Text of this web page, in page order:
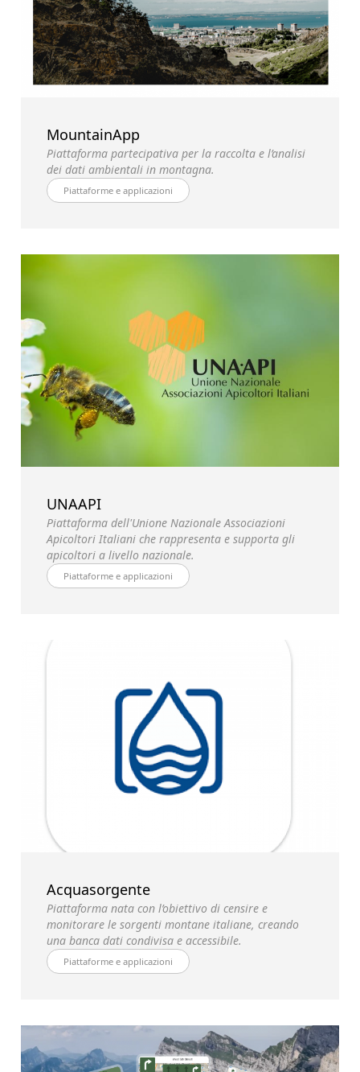
MountainApp
Piattaforma partecipativa per la raccolta e l’analisi
dei dati ambientali in montagna.
Piattaforme e applicazioni
UNAAPI
Piattaforma dell'Unione Nazionale Associazioni
Apicoltori Italiani che rappresenta e supporta gli
apicoltori a livello nazionale.
Piattaforme e applicazioni
Acquasorgente
Piattaforma nata con l’obiettivo di censire e
monitorare le sorgenti montane italiane, creando
una banca dati condivisa e accessibile.
Piattaforme e applicazioni